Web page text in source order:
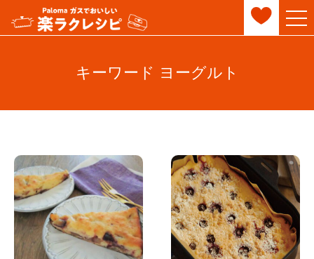
キーワード ヨーグルト